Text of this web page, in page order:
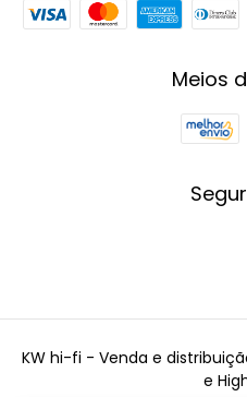
Meios
KW hi-fi - Venda e
e